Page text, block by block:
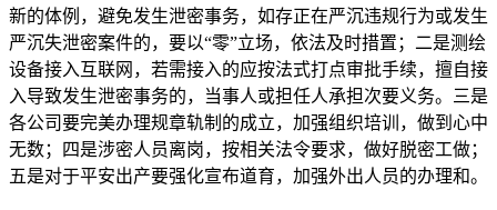
新的体例，避免发生泄密事务，如存正在严沉违规行为或发生
严沉失泄密案件的，要以“零”立场，依法及时措置；二是测绘
设备接入互联网，若需接入的应按法式打点审批手续，擅自接
入导致发生泄密事务的，当事人或担任人承担次要义务。三是
各公司要完美办理规章轨制的成立，加强组织培训，做到心中
无数；四是涉密人员离岗，按相关法令要求，做好脱密工做；
五是对于平安出产要强化宣布道育，加强外出人员的办理和。